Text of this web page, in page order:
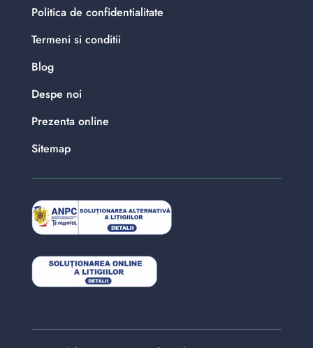
Politica de confidentialitate
Termeni si conditii
Blog
Despe noi
Prezenta online
Sitemap